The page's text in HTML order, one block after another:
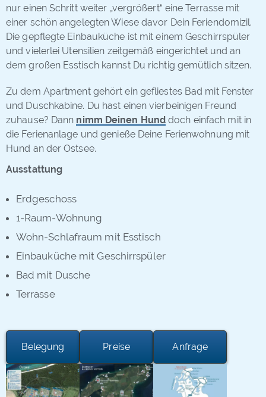
nur einen Schritt weiter „vergrößert“ eine Terrasse mit
einer schön angelegten Wiese davor Dein Feriendomizil.
Die gepflegte Einbauküche ist mit einem Geschirrspüler
und vielerlei Utensilien zeitgemäß eingerichtet und an
dem großen Esstisch kannst Du richtig gemütlich sitzen.
Zu dem Apartment gehört ein gefliestes Bad mit Fenster
und Duschkabine. Du hast einen vierbeinigen Freund
zuhause? Dann nimm Deinen Hund doch einfach mit in
die Ferienanlage und genieße Deine Ferienwohnung mit
Hund an der Ostsee.
Ausstattung
Erdgeschoss
1-Raum-Wohnung
Wohn-Schlafraum mit Esstisch
Einbauküche mit Geschirrspüler
Bad mit Dusche
Terrasse
Belegung Preise Anfrage